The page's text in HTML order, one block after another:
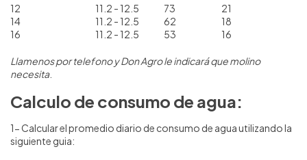
12
11.2 - 12.5 73
21
14
11.2 - 12.5 62
18
16
11.2 - 12.5 53 16
Llamenos por telefono y Don Agro le indicará que molino
necesita.
Calculo de consumo de agua:
1- Calcular el promedio diario de consumo de agua utilizando la
siguiente guia: